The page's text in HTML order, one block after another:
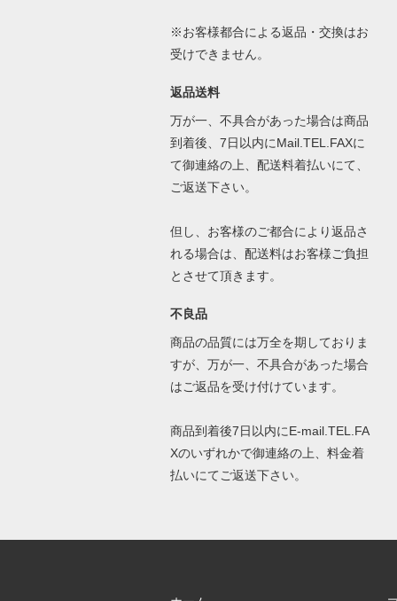
※お客様都合による返品・交換はお
受けできません。
返品送料
万が一、不具合があった場合は商品
到着後、7日以内にMail.TEL.FAXに
て御連絡の上、配送料着払いにて、
ご返送下さい。
但し、お客様のご都合により返品さ
れる場合は、配送料はお客様ご負担
とさせて頂きます。
不良品
商品の品質には万全を期しておりま
すが、万が一、不具合があった場合
はご返品を受け付けています。
商品到着後7日以内にE-mail.TEL.FA
Xのいずれかで御連絡の上、料金着
払いにてご返送下さい。